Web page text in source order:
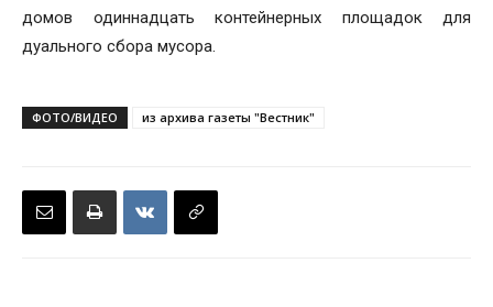
домов одиннадцать контейнерных площадок для
дуального сбора мусора.
ФОТО/ВИДЕО из архива газеты "Вестник"